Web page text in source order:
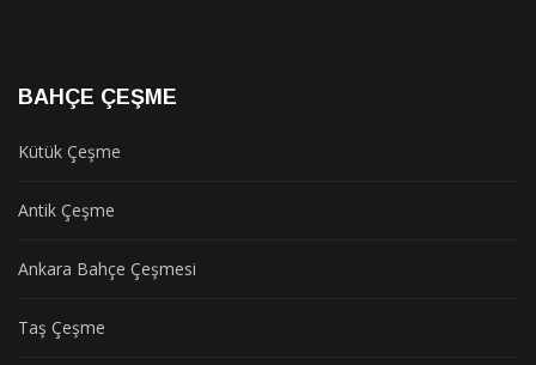
BAHÇE ÇEŞME
Kütük Çeşme
Antik Çeşme
Ankara Bahçe Çeşmesi
Taş Çeşme